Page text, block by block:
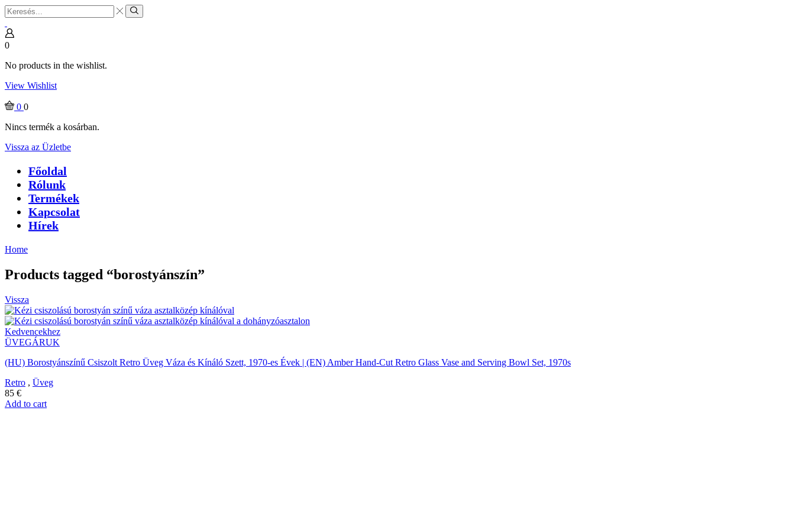
Search
input
Search
0
No products in the wishlist.
View Wishlist
0 0
Nincs termék a kosárban.
Vissza az Üzletbe
Főoldal
Rólunk
Termékek
Kapcsolat
Hírek
Home
Products tagged “borostyánszín”
Vissza
Kedvencekhez
ÜVEGÁRUK
(HU) Borostyánszínű Csiszolt Retro Üveg Váza és Kínáló Szett, 1970-es Évek | (EN) Amber Hand-Cut Retro Glass Vase and Serving Bowl Set, 1970s
Retro , Üveg
85 €
Add to cart